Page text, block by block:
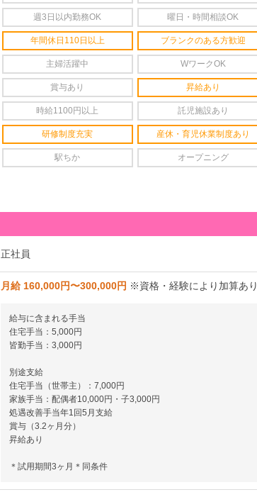
週3日以内勤務OK 曜日・時間相談OK
年間休日110日以上 ブランクのある方歓迎
主婦活躍中 WワークOK
賞与あり 昇給あり
時給1100円以上 託児施設あり
研修制度充実 産休・育児休業制度あり
駅ちか オープニング
正社員
月給 160,000円〜300,000円 ※資格・経験により加算あり
給与に含まれる手当
住宅手当：5,000円
皆勤手当：3,000円
別途支給
住宅手当（世帯主）：7,000円
家族手当：配偶者10,000円・子3,000円
処遇改善手当年1回5月支給
賞与（3.2ヶ月分）
昇給あり
＊試用期間3ヶ月＊同条件